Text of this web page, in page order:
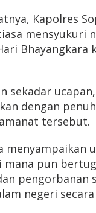
Kapolres
mensyukuri
Bhayangkara
sekadar
dengan
tersebut.
menyampaikan
mana pun
negeri